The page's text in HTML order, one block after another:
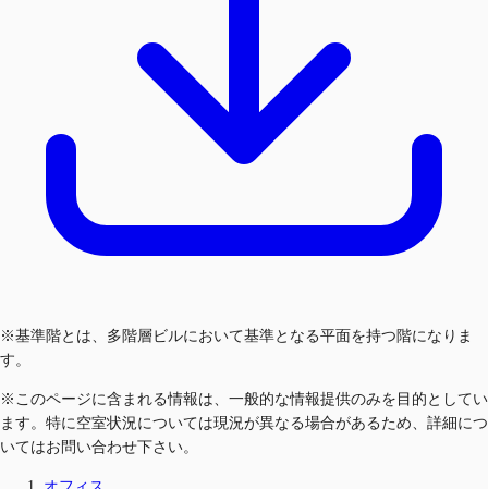
※基準階とは、多階層ビルにおいて基準となる平面を持つ階になりま
す。
※このページに含まれる情報は、一般的な情報提供のみを目的としてい
ます。特に空室状況については現況が異なる場合があるため、詳細につ
いてはお問い合わせ下さい。